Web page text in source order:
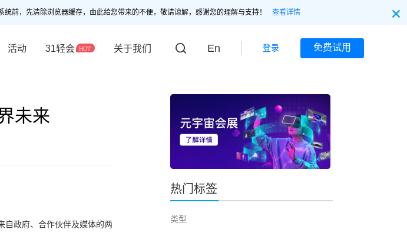
前，先清除浏览器缓存，由此给您带来的不便，敬请谅解，感谢您的理解与支持！ 查看详情
活动 31轻会 关于我们 En 登录 免费试用
未来
政府、合作伙伴及媒体的两
热门标签
类型